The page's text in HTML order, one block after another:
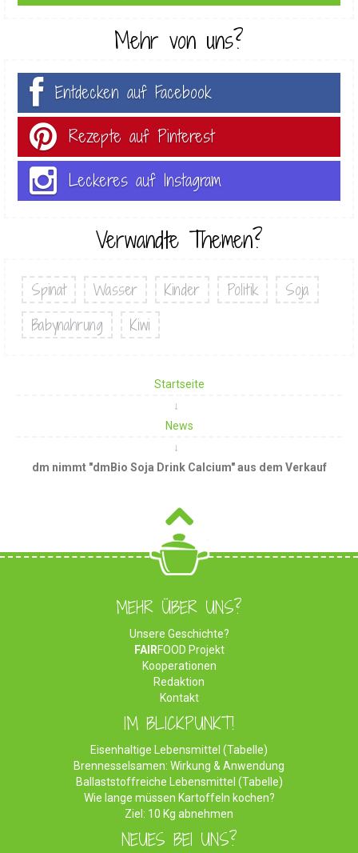
Mehr von uns?
Entdecken auf Facebook
Rezepte auf Pinterest
Leckeres auf Instagram
Verwandte Themen?
Spinat Wasser Kinder Politik
Soja
Babynahrung
Kiwi
Startseite
News
dm nimmt "dmBio Soja Drink Calcium" aus dem Verkauf
MEHR ÜBER UNS?
Unsere Geschichte?
FAIRFOOD Projekt
Kooperationen
Redaktion
Kontakt
IM BLICKPUNKT!
Eisenhaltige Lebensmittel (Tabelle)
Brennesselsamen: Wirkung & Anwendung
Ballaststoffreiche Lebensmittel (Tabelle)
Wie lange müssen Kartoffeln kochen?
Ziel: 10 Kg abnehmen
NEUES BEI UNS?